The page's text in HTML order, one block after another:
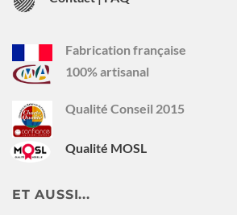
Fabrication française
100% artisanal
Qualité Conseil 2015
Qualité MOSL
ET AUSSI...